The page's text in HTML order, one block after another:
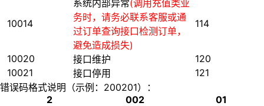
10014
系统内部异常(调用充值类业
务时，请务必联系客服或通
过订单查询接口检测订单，
避免造成损失)
114
10020 接口维护
120
10021
接口停用
121
错误码格式说明（示例：200201）：
2
002
01